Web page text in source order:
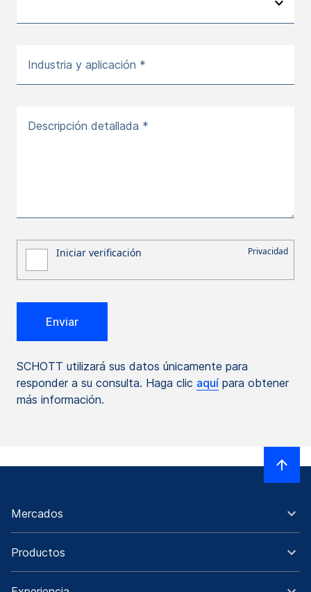
Industria y aplicación *
Descripción detallada *
SCHOTT utilizará sus datos únicamente para
responder a su consulta. Haga clic aquí para obtener
más información.
Mercados
Productos